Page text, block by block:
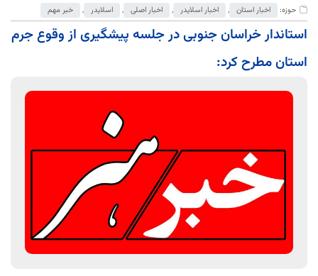
حوزه:
اخبار استان , اخبار اسلایدر , اخبار اصلی , اسلایدر , خبر مهم
استاندار خراسان جنوبی در جلسه پیشگیری از وقوع جرم
استان مطرح کرد: